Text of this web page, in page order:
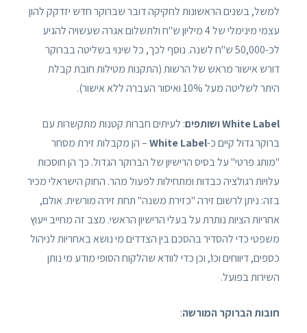
למשל, בשנים הראשונות לחקיקה דובר שברוקר חדש יזדקק להון
עצמי מינימלי של 4 מיליון ש"ח ולתשלום אגרה שעשויה להגיע
לכ-50,000 ש"ח לשנה. נוסף לכך, כל שינוי בשליטה בברוקר
דורש אישור מראש של הרשות (התקנות מטילות חובת קבלת
היתר לשליטה מעל 10% ואיסור העברה ללא אישור).
White Label ושותפים
: לעיתים חברות קטנות מתקשרות עם
ברוקר גדול קיים כ-White Label– הן מקבלות זירת מסחר
"מותג פרטי" על בסיס הרישיון של הברוקר הגדול. כך הן חוסכות
עלויות רגולציה כבדות ומתחילות לפעול מהר. החוק הישראלי מכיר
בזה: ניתן לרשום זירה "כזירת משנה" תחת זירה מורשית. אולם,
אחריות הציות נותרת על בעלי הרישיון הראשי. מצב זה מחייב ייעוץ
משפטי כדי להסדיר בהסכם בין הצדדים מי נושא באחריות לניהול
כספים, דיווחים וכו', וכן כדי לוודא שהלקוח הסופי מודע מי נותן
השירות בפועל.
חובות הברוקר המורשה: